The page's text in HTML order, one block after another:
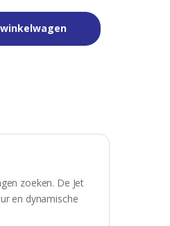
zoeken. De Jet
en dynamische